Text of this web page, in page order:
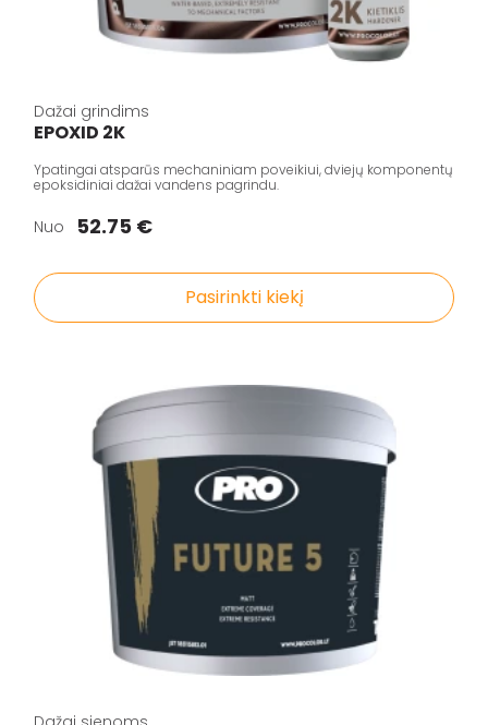
Dažai grindims
EPOXID 2K
Ypatingai atsparūs mechaniniam poveikiui, dviejų komponentų
epoksidiniai dažai vandens pagrindu.
Nuo 52.75 €
Pasirinkti kiekį